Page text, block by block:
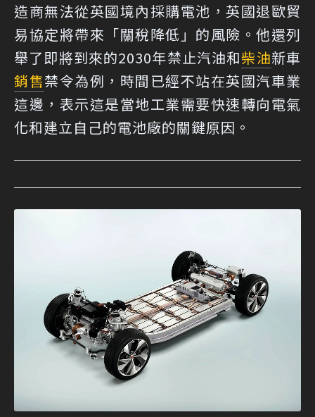
造商無法從英國境內採購電池，英國退歐貿
易協定將帶來「關稅降低」的風險。他還列
舉了即將到來的2030年禁止汽油和柴油新車
銷售禁令為例，時間已經不站在英國汽車業
這邊，表示這是當地工業需要快速轉向電氣
化和建立自己的電池廠的關鍵原因。